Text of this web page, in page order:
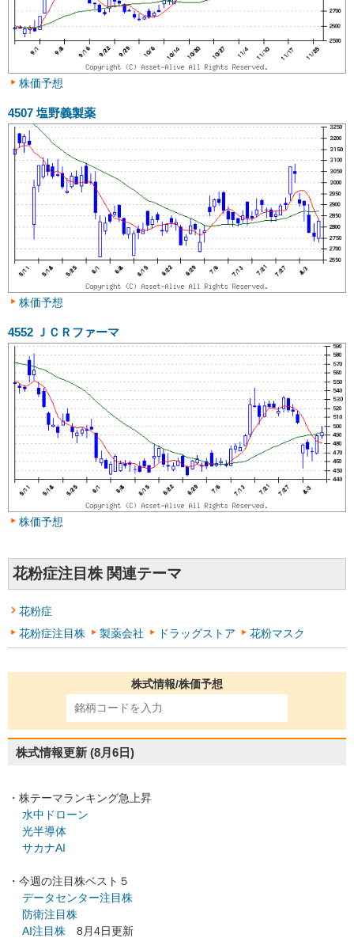
株価予想
4507 塩野義製薬
株価予想
4552 ＪＣＲファーマ
株価予想
花粉症注目株 関連テーマ
花粉症
花粉症注目株
製薬会社 ドラッグストア 花粉マスク
株式情報/株価予想
株式情報更新 (8月6日)
・株テーマランキング急上昇
水中ドローン
光半導体
サカナAI
・今週の注目株ベスト５
データセンター注目株
防衛注目株
AI注目株 8月4日更新